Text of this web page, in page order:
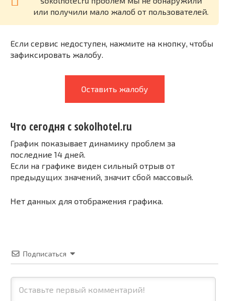
или получили мало жалоб от пользователей.
Если сервис недоступен, нажмите на кнопку, чтобы
зафиксировать жалобу.
Оставить жалобу
Что сегодня с sokolhotel.ru
График показывает динамику проблем за
последние 14 дней.
Если на графике виден сильный отрыв от
предыдущих значений, значит сбой массовый.
Нет данных для отображения графика.
Подписаться